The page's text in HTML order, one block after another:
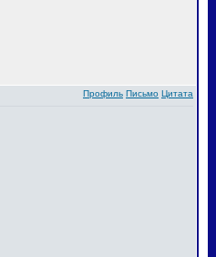
Профиль Письмо Цитата